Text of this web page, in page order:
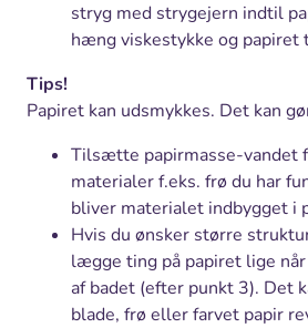
stryg med strygejern indtil
hæng viskestykke og papiret
Tips!
Papiret kan udsmykkes. Det kan
Tilsætte papirmasse-vandet
materialer f.eks. frø du har
bliver materialet indbygget i
Hvis du ønsker større
lægge ting på papiret lige
af badet (efter punkt 3). Det
blade, frø eller farvet papir